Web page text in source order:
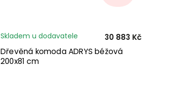
Dřevěná komoda ADRYS béžová
200x81 cm
Skladem u dodavatele 30 883 Kč